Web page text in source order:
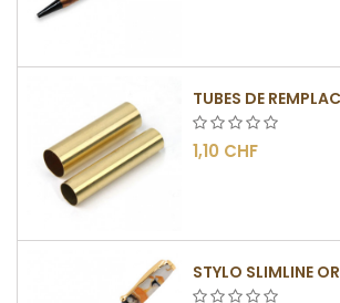
1,10 CHF
STYLO SLIMLINE OR